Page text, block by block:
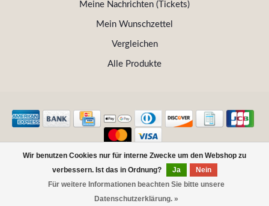
Wir benutzen Cookies nur für interne Zwecke um den Webshop zu
verbessern. Ist das in Ordnung?
Ja
Nein
Für weitere Informationen beachten Sie bitte unsere
Datenschutzerklärung. »
Meine Nachrichten (Tickets)
Mein Wunschzettel
Vergleichen
Alle Produkte
© Copyright 2026 WEINHERZ Kitzbühel - Die VINOTHEK in
Kitzbühel